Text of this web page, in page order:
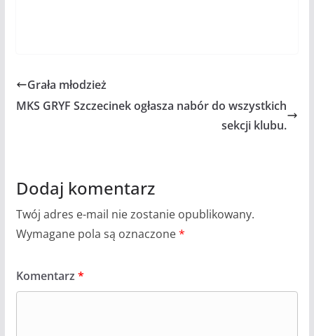
Grała młodzież
MKS GRYF Szczecinek ogłasza nabór do wszystkich
sekcji klubu.
Dodaj komentarz
Twój adres e-mail nie zostanie opublikowany.
Wymagane pola są oznaczone*
Komentarz *